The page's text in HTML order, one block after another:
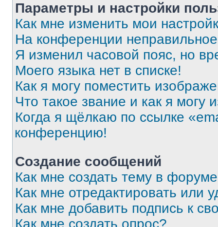
Параметры и настройки
Как мне изменить мои
На конференции
Я изменил часовой пояс, но
Моего языка нет в списке!
Как я могу поместить
Что такое звание и как я могу
Когда я щёлкаю по ссылке
конференцию!
Создание сообщений
Как мне создать тему в
Как мне отредактировать или
Как мне добавить подпись к
Как мне создать опрос?